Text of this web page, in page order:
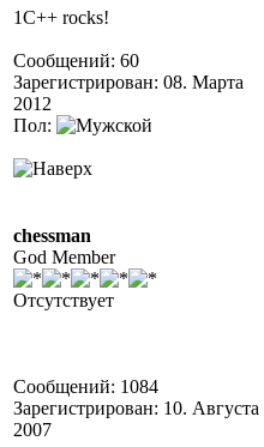
1C++ rocks!
Сообщений: 60
Зарегистрирован: 08. Марта
2012
Пол:
chessman
God Member
Отсутствует
Сообщений: 1084
Зарегистрирован: 10. Августа
2007